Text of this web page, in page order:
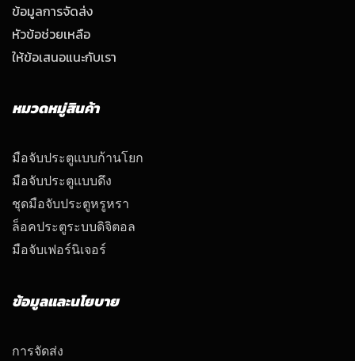
ข้อมูลการจัดส่ง
หัวข้อช่วยเหลือ
ให้ข้อเสนอแนะกับเรา
หมวดหมู่สินค้า
มือจับประตูแบบก้านโยก
มือจับประตูแบบดึง
ชุดมือจับประตูหรูหรา
ล็อคประตูระบบดิจิตอล
มือจับเฟอร์นิเจอร์
ข้อมูลและนโยบาย
การจัดส่ง